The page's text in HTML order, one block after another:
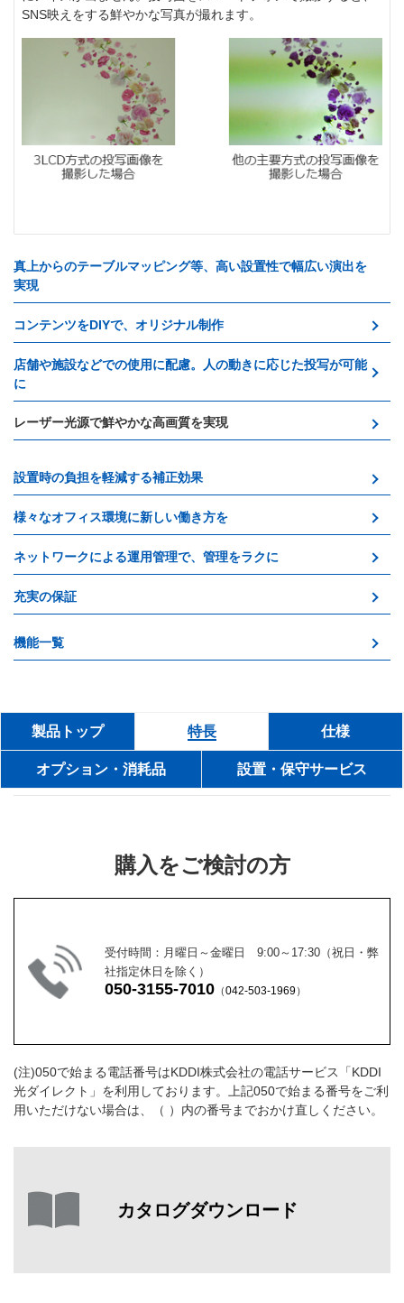
SNS映えをする鮮やかな写真が撮れます。
真上からのテーブルマッピング等、高い設置性で幅広い演出を
実現
コンテンツをDIYで、オリジナル制作
店舗や施設などでの使用に配慮。人の動きに応じた投写が可能
に
レーザー光源で鮮やかな高画質を実現
設置時の負担を軽減する補正効果
様々なオフィス環境に新しい働き方を
ネットワークによる運用管理で、管理をラクに
充実の保証
機能一覧
製品トップ 特長 仕様
オプション・消耗品 設置・保守サービス
購入をご検討の方
受付時間：月曜日～金曜日 9:00～17:30（祝日・弊
社指定休日を除く）
050-3155-7010 （042-503-1969）
(注)050で始まる電話番号はKDDI株式会社の電話サービス「KDDI
光ダイレクト」を利用しております。上記050で始まる番号をご利
用いただけない場合は、（ ）内の番号までおかけ直しください。
カタログダウンロード